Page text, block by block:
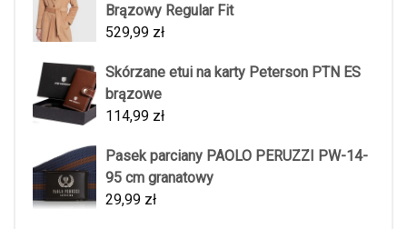
Brązowy Regular Fit
529,99 zł
Skórzane etui na karty Peterson PTN ES
brązowe
114,99 zł
Pasek parciany PAOLO PERUZZI PW-14-
95 cm granatowy
29,99 zł